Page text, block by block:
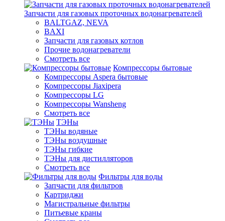
Запчасти для газовых проточных водонагревателей
BALTGAZ, NEVA
BAXI
Запчасти для газовых котлов
Прочие водонагреватели
Смотреть все
Компрессоры бытовые
Компрессоры Aspera бытовые
Компрессоры Jiaxipera
Компрессоры LG
Компрессоры Wansheng
Смотреть все
ТЭНы
ТЭНы водяные
ТЭНы воздушные
ТЭНы гибкие
ТЭНы для дистилляторов
Смотреть все
Фильтры для воды
Запчасти для фильтров
Картриджи
Магистральные фильтры
Питьевые краны